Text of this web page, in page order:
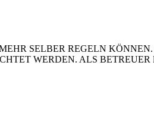
SELBER REGELN
WERDEN. ALS